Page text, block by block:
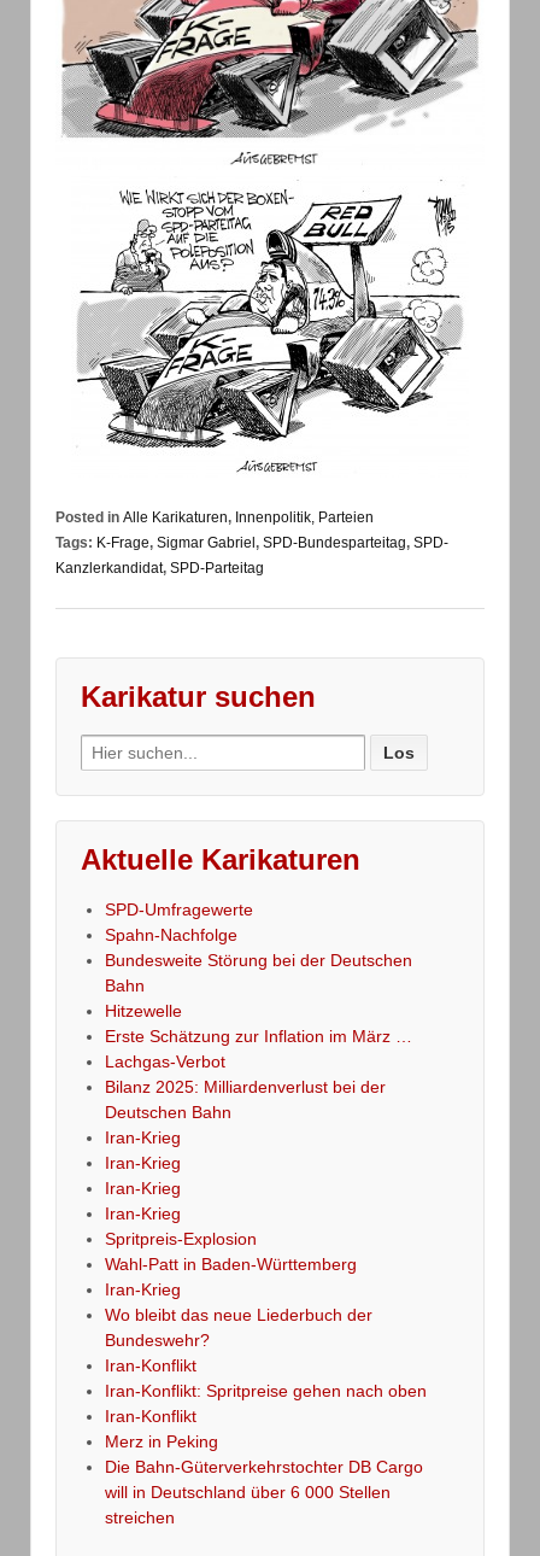
Posted in Alle Karikaturen, Innenpolitik, Parteien
Tags: K-Frage, Sigmar Gabriel, SPD-Bundesparteitag, SPD-
Kanzlerkandidat, SPD-Parteitag
Karikatur suchen
Search
for:
Aktuelle Karikaturen
SPD-Umfragewerte
Spahn-Nachfolge
Bundesweite Störung bei der Deutschen
Bahn
Hitzewelle
Erste Schätzung zur Inflation im März …
Lachgas-Verbot
Bilanz 2025: Milliardenverlust bei der
Deutschen Bahn
Iran-Krieg
Iran-Krieg
Iran-Krieg
Iran-Krieg
Spritpreis-Explosion
Wahl-Patt in Baden-Württemberg
Iran-Krieg
Wo bleibt das neue Liederbuch der
Bundeswehr?
Iran-Konflikt
Iran-Konflikt: Spritpreise gehen nach oben
Iran-Konflikt
Merz in Peking
Die Bahn-Güterverkehrstochter DB Cargo
will in Deutschland über 6 000 Stellen
streichen